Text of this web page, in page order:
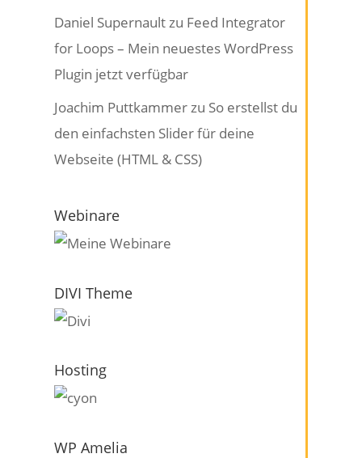
Daniel Supernaultzu Feed Integrator
for Loops – Mein neuestes WordPress
Plugin jetzt verfügbar
Joachim Puttkammerzu So erstellst du
den einfachsten Slider für deine
Webseite (HTML & CSS)
Webinare
DIVI Theme
Hosting
WP Amelia